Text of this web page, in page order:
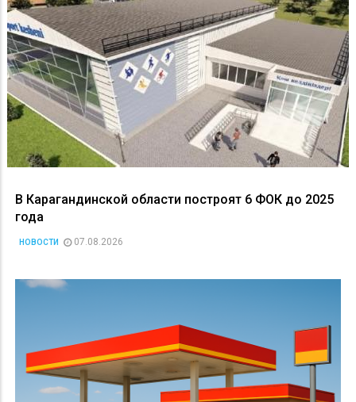
В Карагандинской области построят 6 ФОК до 2025
года
НОВОСТИ 07.08.2026